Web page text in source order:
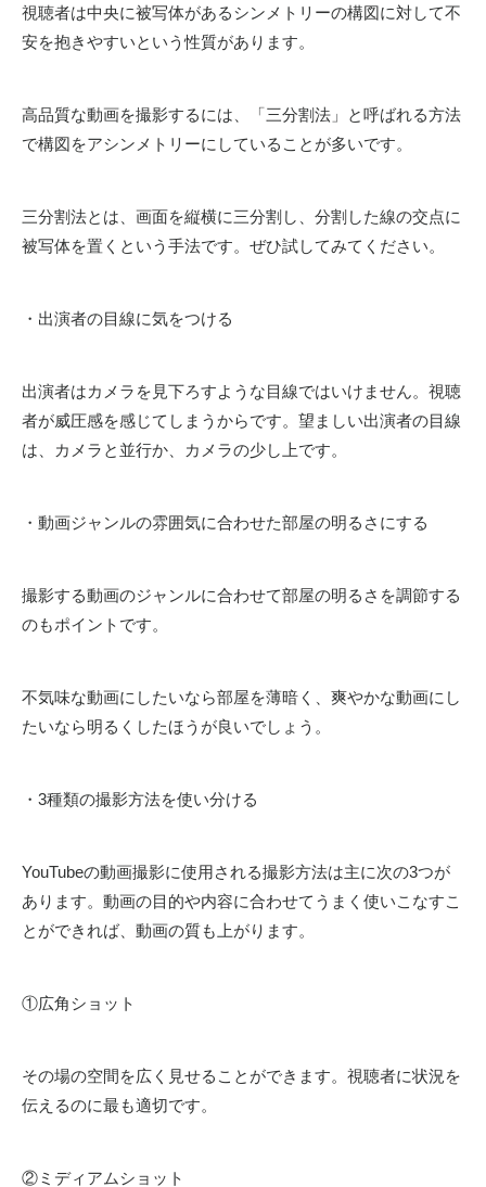
視聴者は中央に被写体があるシンメトリーの構図に対して不
安を抱きやすいという性質があります。
高品質な動画を撮影するには、「三分割法」と呼ばれる方法
で構図をアシンメトリーにしていることが多いです。
三分割法とは、画面を縦横に三分割し、分割した線の交点に
被写体を置くという手法です。ぜひ試してみてください。
・出演者の目線に気をつける
出演者はカメラを見下ろすような目線ではいけません。視聴
者が威圧感を感じてしまうからです。望ましい出演者の目線
は、カメラと並行か、カメラの少し上です。
・動画ジャンルの雰囲気に合わせた部屋の明るさにする
撮影する動画のジャンルに合わせて部屋の明るさを調節する
のもポイントです。
不気味な動画にしたいなら部屋を薄暗く、爽やかな動画にし
たいなら明るくしたほうが良いでしょう。
・3種類の撮影方法を使い分ける
YouTubeの動画撮影に使用される撮影方法は主に次の3つが
あります。動画の目的や内容に合わせてうまく使いこなすこ
とができれば、動画の質も上がります。
①広角ショット
その場の空間を広く見せることができます。視聴者に状況を
伝えるのに最も適切です。
②ミディアムショット